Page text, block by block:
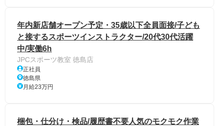
年内新店舗オープン予定・35歳以下全員面接/子ども
と接するスポーツインストラクター/20代30代活躍
中/実働6h
JPCスポーツ教室 徳島店
正社員
徳島県
月給23万円
梱包・仕分け・検品/履歴書不要人気のモクモク作業